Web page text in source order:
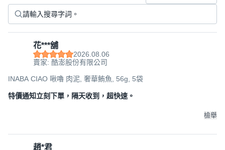
花***舖
2026.08.06
賣家: 酷澎股份有限公司
INABA CIAO 啾嚕 肉泥, 奢華鮪魚, 56g, 5袋
特價通知立刻下單，隔天收到，超快速。
檢舉
趙*君